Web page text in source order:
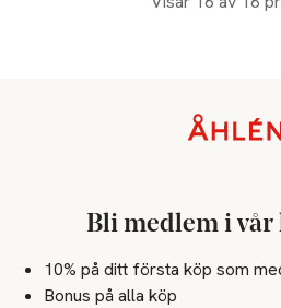
Bli medlem i
10% på ditt första köp som
Bonus på alla köp